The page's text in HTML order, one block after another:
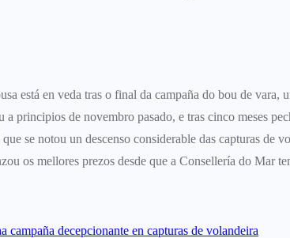
está en veda tras o final da campaña do bou de vara,
a principios de novembro pasado, e tras cinco meses
se notou un descenso considerable das capturas de
os mellores prezos desde que a Consellería do Mar
campaña decepcionante en capturas de volandeira